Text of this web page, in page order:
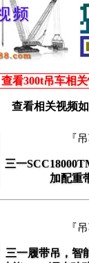
查看300t吊车相
查看相关视频
『
三一
加配重
『
三一履带吊，智